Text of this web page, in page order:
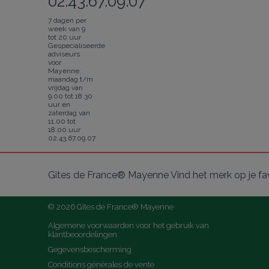
7 dagen per
week van 9
tot 20 uur
Gespecialiseerde
adviseurs
voor
Mayenne:
maandag t/m
vrijdag van
9.00 tot 18.30
uur en
zaterdag van
11.00 tot
18.00 uur
02.43.67.09.07
Gîtes de France® Mayenne Vind het merk op je
© 2026 Gîtes de France® Mayenne
Algemene voorwaarden voor het gebruik van
klantbeoordelingen
Gegevensbescherming
Conditions générales de vente